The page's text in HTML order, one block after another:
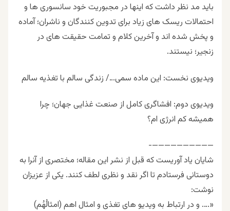
باید مد نظر داشت که اینها در مجبوریت خود سانسوری ها و
احتمالات ریسک های زیاد برای تدوین کنندگان و ناشران؛ آماده
و پخش شده اند و آخرین کلام و تمامت حقیقت های در
زنجیر؛ نیستند.
ویدیوی نخست: این ماده سمی…/ زندگی سالم با تغذیه سالم
ویدیوی دوم: افشاگری کامل از صنعت غذایی جهان؛ چرا
همیشه کم انرژی ام؟
——————————-
شایان یاد آوریست که قبل از نشر این مقاله؛ مختصری از آنرا به
دوستانی فرستادم تا اگر نقد و نظری لطف کنند. یکی از عزیزان
نوشت:
«…. و در ارتباط به ویدیو های تغذی و امثال اهم (امثالُهُم)